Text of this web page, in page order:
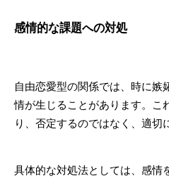
感情的な課題への対処
自由恋愛型の関係では、時に嫉
情が生じることがあります。こ
り、否定するのではなく、適切
具体的な対処法としては、感情